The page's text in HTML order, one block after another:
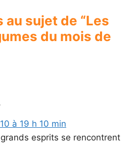
au sujet de “Les
du mois de
à 19 h 10 min
esprits se rencontrent